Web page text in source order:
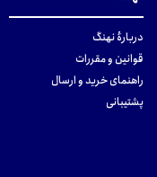
دربارهٔ نهنگ
قوانین و مقررات
راهنمای خرید و ارسال
پشتیبانی